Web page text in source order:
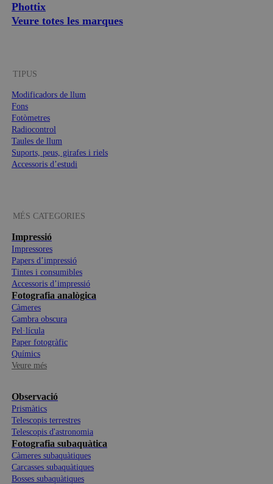
Phottix
Veure totes les marques
TIPUS
Modificadors de llum
Fons
Fotòmetres
Radiocontrol
Taules de llum
Suports, peus, girafes i riels
Accessoris d’estudi
MÉS CATEGORIES
Impressió
Impressores
Papers d’impressió
Tintes i consumibles
Accessoris d’impressió
Fotografia analògica
Càmeres
Cambra obscura
Pel·lícula
Paper fotogràfic
Químics
Veure més
Observació
Prismàtics
Telescopis terrestres
Telescopis d'astronomia
Fotografia subaquàtica
Càmeres subaquàtiques
Carcasses subaquàtiques
Bosses subaquàtiques